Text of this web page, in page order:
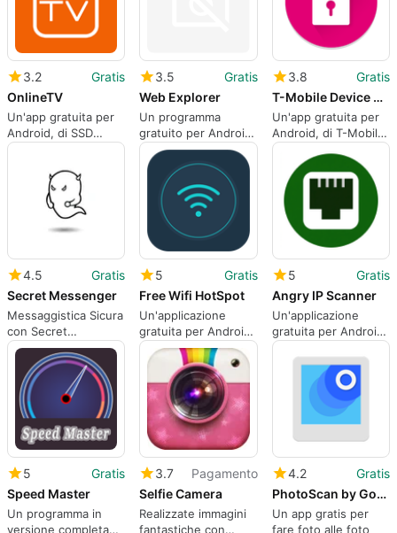
3.2
Gratis
OnlineTV
Un'app gratuita per
Android, di SSD
SOFTWARE
3.5
Gratis
Web Explorer
Un programma
gratuito per Android,
di Kawe Apps.
3.8
Gratis
T-Mobile Device Unlock Google
Un'app gratuita per
Android, di T-Mobile
USA.
4.5
Gratis
Secret Messenger
Messaggistica Sicura
con Secret
Messenger
5
Gratis
Free Wifi HotSpot
Un'applicazione
gratuita per Android,
di vinhash.
5
Gratis
Angry IP Scanner
Un'applicazione
gratuita per Android,
realizzata da Osama
Eshmilh.
5
Gratis
Speed Master
Un programma in
versione completa
3.7
Pagamento
Selfie Camera
Realizzate immagini
fantastiche con
4.2
Gratis
PhotoScan by Google Photos
Un app gratis per
fare foto alle foto